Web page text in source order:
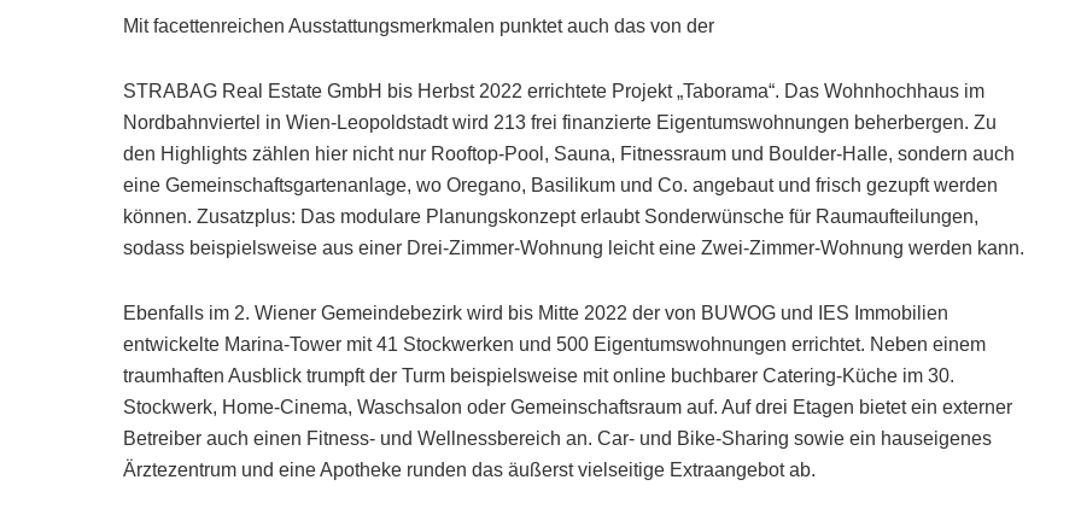
Mit facettenreichen Ausstattungsmerkmalen punktet auch das von der
STRABAG Real Estate GmbH bis Herbst 2022 errichtete Projekt „Taborama“. Das Wohnhochhaus im
Nordbahnviertel in Wien-Leopoldstadt wird 213 frei finanzierte Eigentumswohnungen beherbergen. Zu
den Highlights zählen hier nicht nur Rooftop-Pool, Sauna, Fitnessraum und Boulder-Halle, sondern auch
eine Gemeinschaftsgartenanlage, wo Oregano, Basilikum und Co. angebaut und frisch gezupft werden
können. Zusatzplus: Das modulare Planungskonzept erlaubt Sonderwünsche für Raumaufteilungen,
sodass beispielsweise aus einer Drei-Zimmer-Wohnung leicht eine Zwei-Zimmer-Wohnung werden kann.
Ebenfalls im 2. Wiener Gemeindebezirk wird bis Mitte 2022 der von BUWOG und IES Immobilien
entwickelte Marina-Tower mit 41 Stockwerken und 500 Eigentumswohnungen errichtet. Neben einem
traumhaften Ausblick trumpft der Turm beispielsweise mit online buchbarer Catering-Küche im 30.
Stockwerk, Home-Cinema, Waschsalon oder Gemeinschaftsraum auf. Auf drei Etagen bietet ein externer
Betreiber auch einen Fitness- und Wellnessbereich an. Car- und Bike-Sharing sowie ein hauseigenes
Ärztezentrum und eine Apotheke runden das äußerst vielseitige Extraangebot ab.